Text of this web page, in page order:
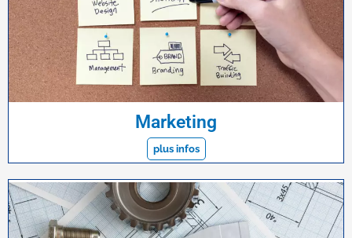
Marketing
plus infos